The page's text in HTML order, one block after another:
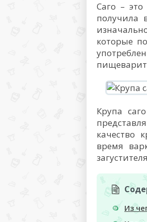
Саго –
получила
которые
Крупа
качество
время
Из